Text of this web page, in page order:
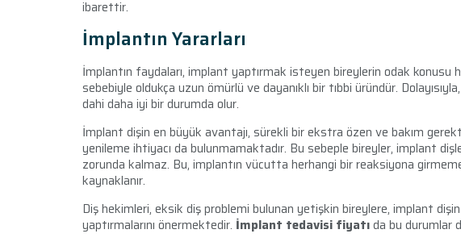
ibarettir.
İmplantın Yararları
İmplantın faydaları, implant yaptırmak isteyen bireylerin odak konusu
sebebiyle oldukça uzun ömürlü ve dayanıklı bir tıbbi üründür.
dahi daha iyi bir durumda olur.
İmplant dişin en büyük avantajı, sürekli bir ekstra özen ve bakım
yenileme ihtiyacı da bulunmamaktadır. Bu sebeple bireyler, implant
zorunda kalmaz. Bu, implantın vücutta herhangi bir reaksiyona
kaynaklanır.
Diş hekimleri, eksik diş problemi bulunan yetişkin bireylere, implant
yaptırmalarını önermektedir. İmplant tedavisi fiyatıda bu durumlar